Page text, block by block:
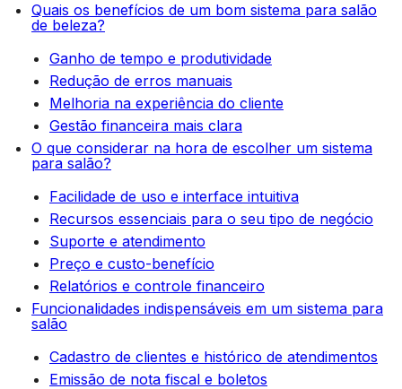
Quais os benefícios de um bom sistema para salão
de beleza?
Ganho de tempo e produtividade
Redução de erros manuais
Melhoria na experiência do cliente
Gestão financeira mais clara
O que considerar na hora de escolher um sistema
para salão?
Facilidade de uso e interface intuitiva
Recursos essenciais para o seu tipo de negócio
Suporte e atendimento
Preço e custo-benefício
Relatórios e controle financeiro
Funcionalidades indispensáveis em um sistema para
salão
Cadastro de clientes e histórico de atendimentos
Emissão de nota fiscal e boletos